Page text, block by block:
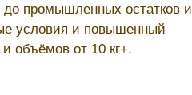
промышленных остатков и
условия и повышенный
объёмов от 10 кг+.